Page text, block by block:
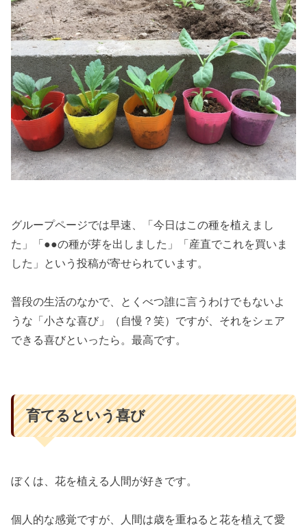
グループページでは早速、「今日はこの種を植えまし
た」「●●の種が芽を出しました」「産直でこれを買いま
した」という投稿が寄せられています。
普段の生活のなかで、とくべつ誰に言うわけでもないよ
うな「小さな喜び」（自慢？笑）ですが、それをシェア
できる喜びといったら。最高です。
育てるという喜び
ぼくは、花を植える人間が好きです。
個人的な感覚ですが、人間は歳を重ねると花を植えて愛